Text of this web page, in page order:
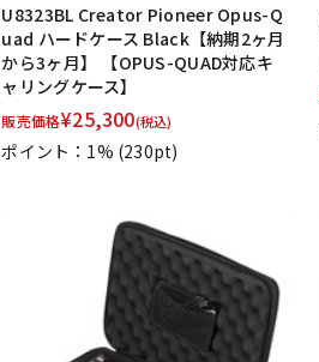
U8323BL Creator Pioneer Opus-Q
uad ハードケース Black【納期2ヶ月
から3ヶ月】 【OPUS-QUAD対応キ
ャリングケース】
販売価格¥25,300(税込)
ポイント：1% (230pt)